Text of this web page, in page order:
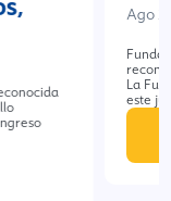
Ago
La
este